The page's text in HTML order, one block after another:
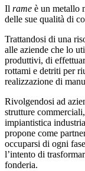
Il rame è un metallo
delle sue qualità di
Trattandosi di una
alle aziende che lo
produttivi, di
rottami e detriti per
realizzazione di
Rivolgendosi ad
strutture
impiantistica
propone come
occuparsi di ogni
l’intento di
fonderia.